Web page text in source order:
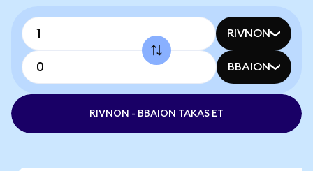
RIVNON
BBAION
RIVNON - BBAION TAKAS ET